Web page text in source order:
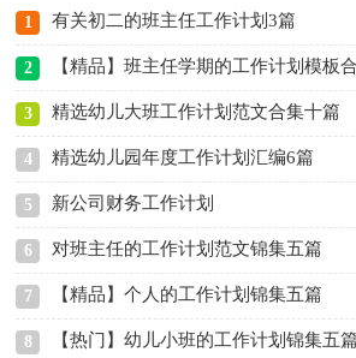
1 有关初二的班主任工作计划3篇
2 【精品】班主任学期的工作计划模板
3 精选幼儿大班工作计划范文合集十篇
4 精选幼儿园年度工作计划汇编6篇
5 新公司财务工作计划
6 对班主任的工作计划范文锦集五篇
7 【精品】个人的工作计划锦集五篇
8 【热门】幼儿小班的工作计划锦集五篇